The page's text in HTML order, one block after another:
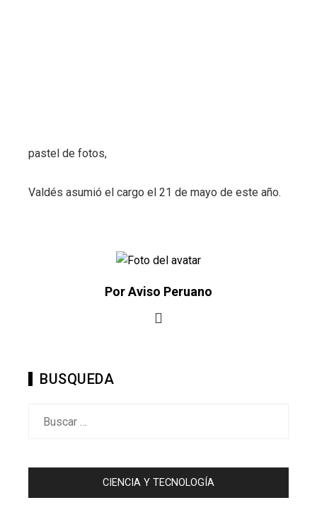
pastel de fotos,
Valdés asumió el cargo el 21 de mayo de este año.
Por Aviso Peruano
BUSQUEDA
CIENCIA Y TECNOLOGÍA